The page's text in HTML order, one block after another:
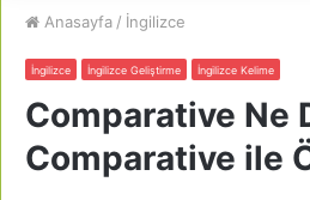
Anasayfa / İngilizce
İngilizce İngilizce Geliştirme İngilizce Kelime
Comparative Ne
Comparative ile